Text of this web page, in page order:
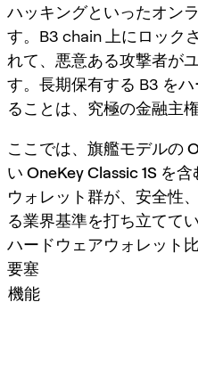
ハッキングといったオン
す。B3 chain 上にロック
れて、悪意ある攻撃者が
す。長期保有する B3 を
ることは、究極の金融主
ここでは、旗艦モデルの
い OneKey Classic 1S を含
ウォレット群が、安全性
る業界基準を打ち立ててい
ハードウェアウォレット
要塞
機能